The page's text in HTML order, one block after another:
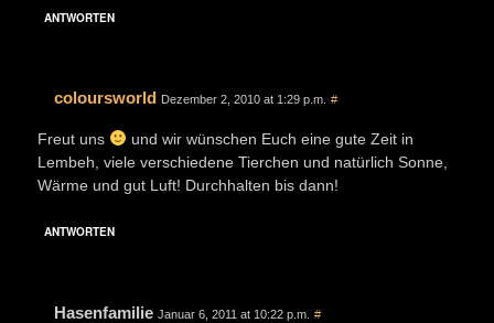
ANTWORTEN
coloursworld Dezember 2, 2010 at 1:29 p.m. #
Freut uns
und wir wünschen Euch eine gute Zeit in
Lembeh, viele verschiedene Tierchen und natürlich Sonne,
Wärme und gut Luft! Durchhalten bis dann!
ANTWORTEN
Hasenfamilie Januar 6, 2011 at 10:22 p.m. #